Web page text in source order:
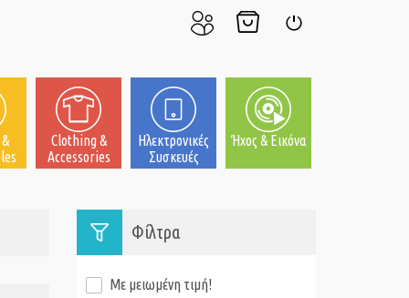
μου
Clothing &
Accessories
Ηλεκτρονικές
Συσκευές
Ήχος & Εικόνα
Φίλτρα
Με μειωμένη τιμή!